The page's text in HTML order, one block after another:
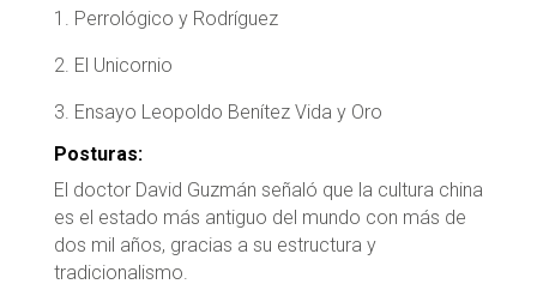
1. Perrológico y Rodríguez
2. El Unicornio
3. Ensayo Leopoldo Benítez Vida y Oro
Posturas:
El doctor David Guzmán señaló que la cultura china
es el estado más antiguo del mundo con más de
dos mil años, gracias a su estructura y
tradicionalismo.